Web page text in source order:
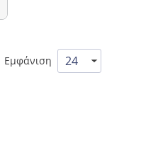
Εμφάνιση